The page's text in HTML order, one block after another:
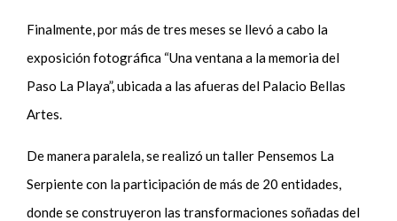
Finalmente, por más de tres meses se llevó a cabo la
exposición fotográfica “Una ventana a la memoria del
Paso La Playa”, ubicada a las afueras del Palacio Bellas
Artes.
De manera paralela, se realizó un taller Pensemos La
Serpiente con la participación de más de 20 entidades,
donde se construyeron las transformaciones soñadas del